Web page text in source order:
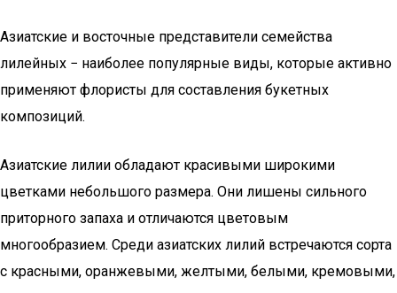
Азиатские и восточные представители семейства
лилейных − наиболее популярные виды, которые активно
применяют флористы для составления букетных
композиций.
Азиатские лилии обладают красивыми широкими
цветками небольшого размера. Они лишены сильного
приторного запаха и отличаются цветовым
многообразием. Среди азиатских лилий встречаются сорта
с красными, оранжевыми, желтыми, белыми, кремовыми,